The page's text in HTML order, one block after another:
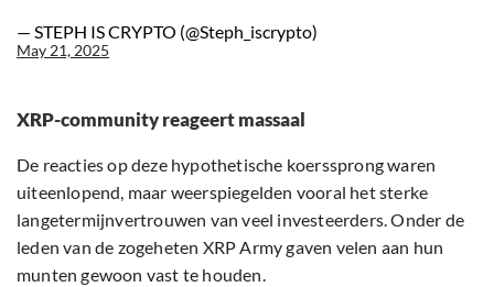
— STEPH IS CRYPTO (@Steph_iscrypto)
May 21, 2025
XRP-community reageert massaal
De reacties op deze hypothetische koerssprong waren
uiteenlopend, maar weerspiegelden vooral het sterke
langetermijnvertrouwen van veel investeerders. Onder de
leden van de zogeheten XRP Army gaven velen aan hun
munten gewoon vast te houden.